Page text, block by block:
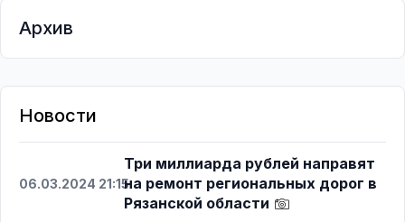
Архив
Новости
06.03.2024 21:15
Три миллиарда рублей направят
на ремонт региональных дорог в
Рязанской области